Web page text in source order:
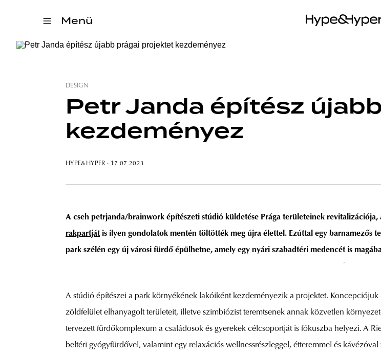
Menü
DESIGN
Petr Janda építész
kezdeményez
HYPE&HYPER · 17 07 2023
A cseh petrjanda/brainwork építészeti stúdió küldetése Prága területeinek revitalizációja,
rakpartjátis ilyen gondolatok mentén töltötték meg újra élettel. Ezúttal egy barnamezős
park szélén egy új városi fürdő épülhetne, amely egy nyári szabadtéri medencét is
A stúdió építészei a park környékének lakóiként kezdeményezik a projektet.
zöldfelület elhanyagolt területeit, illetve szimbiózist teremtsenek annak közvetlen
tervezett fürdőkomplexum a családosok és gyerekek célcsoportját is fókuszba helyezi. A
beltéri gyógyfürdővel, valamint egy relaxációs wellnessrészleggel, étteremmel és